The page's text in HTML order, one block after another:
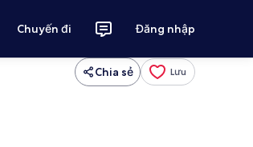
Chuyến đi Đăng nhập
Chia sẻ Lưu